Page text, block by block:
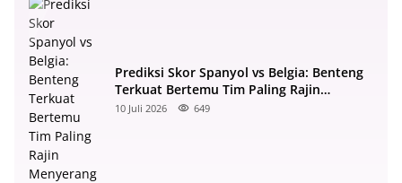
Prediksi Skor Spanyol vs Belgia: Benteng
Terkuat Bertemu Tim Paling Rajin
Menyerang
10 Juli 2026 649